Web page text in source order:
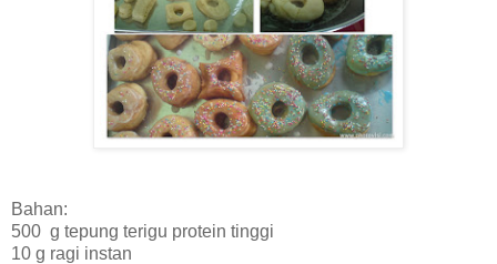
Bahan:
500 g tepung terigu protein tinggi
10 g ragi instan